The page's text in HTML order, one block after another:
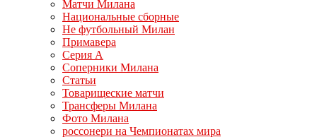
Матчи Милана
Национальные сборные
Не футбольный Милан
Примавера
Серия А
Соперники Милана
Статьи
Товарищеские матчи
Трансферы Милана
Фото Милана
россонери на Чемпионатах мира